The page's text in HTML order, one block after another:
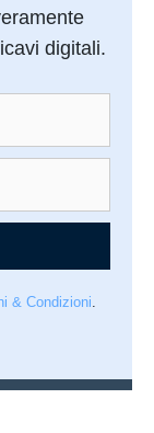
digitali.
& Condizioni